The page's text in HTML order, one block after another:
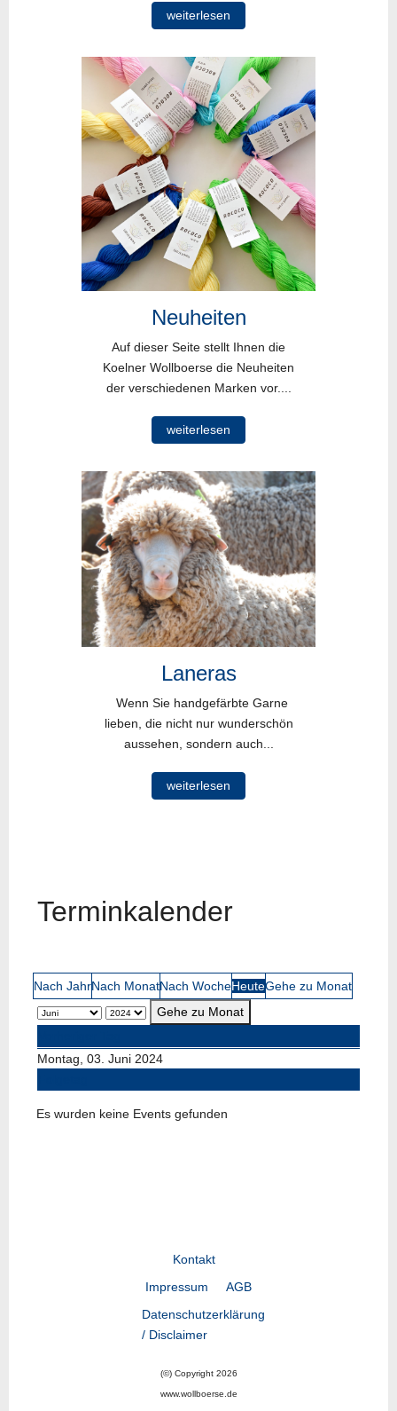
weiterlesen
Neuheiten
Auf dieser Seite stellt Ihnen die
Koelner Wollboerse die Neuheiten
der verschiedenen Marken vor....
weiterlesen
Laneras
Wenn Sie handgefärbte Garne
lieben, die nicht nur wunderschön
aussehen, sondern auch...
weiterlesen
Terminkalender
Nach JahrNach MonatNach WocheHeuteGehe zu Monat
Gehe zu Monat
Montag, 03. Juni 2024
Es wurden keine Events gefunden
Kontakt
Impressum
AGB
Datenschutzerklärung
/ Disclaimer
(©) Copyright 2026
www.wollboerse.de